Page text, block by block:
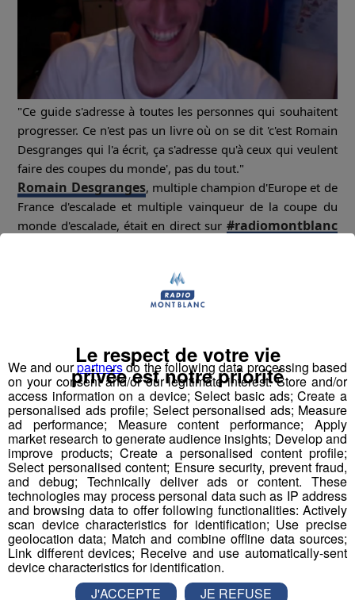
"Ce guide s'adresse à toutes les personnes qui souhaitent
progresser. Ce n'est pas un livre où on se dit 'c'est Romain
Desgranges qui l'a écrit, ça s'adresse qu'à ceux qui veulent
faire des coupes du monde', pas du tout."
Romain Desgranges, multiple champion d'Europe et de
France d'escalade et multiple vainqueur de la coupe du
monde d'escalade, était en direct sur #radiomontblanc
Rediffusion de l'interview du 3 novembre 2020
We and ourpartnersdo the following data processing based
on your consent and/or our legitimate interest: Store and/or
access information on a device; Select basic ads; Create a
personalised ads profile; Select personalised ads; Measure
ad performance; Measure content performance; Apply
market research to generate audience insights; Develop and
improve products; Create a personalised content profile;
Select personalised content; Ensure security, prevent fraud,
and debug; Technically deliver ads or content. These
technologies may process personal data such as IP address
and browsing data to offer following functionalities: Actively
scan device characteristics for identification; Use precise
geolocation data; Match and combine offline data sources;
Link different devices; Receive and use automatically-sent
device characteristics for identification.
Le respect de votre vie
privée est notre priorité
J'ACCEPTE JE REFUSE